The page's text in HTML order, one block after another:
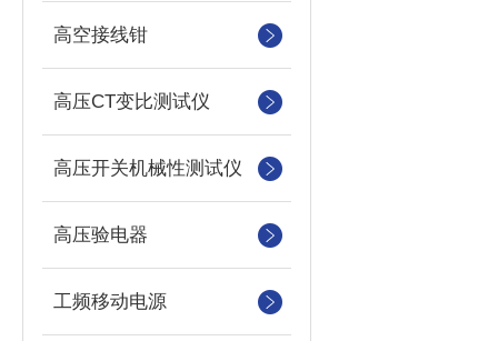
高空接线钳
高压CT变比测试仪
高压开关机械性测试仪
高压验电器
工频移动电源